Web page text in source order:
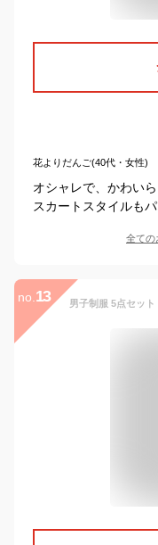
花よりだんご(40代・女性)
オシャレで、かわい
スカートスタイルも
全ての
no. 13